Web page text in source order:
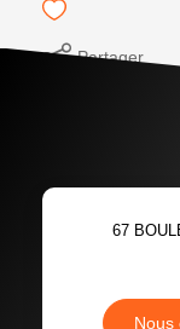
Partager
67
Nous